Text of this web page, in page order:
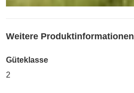
Weitere Produktinformationen
Güteklasse
2